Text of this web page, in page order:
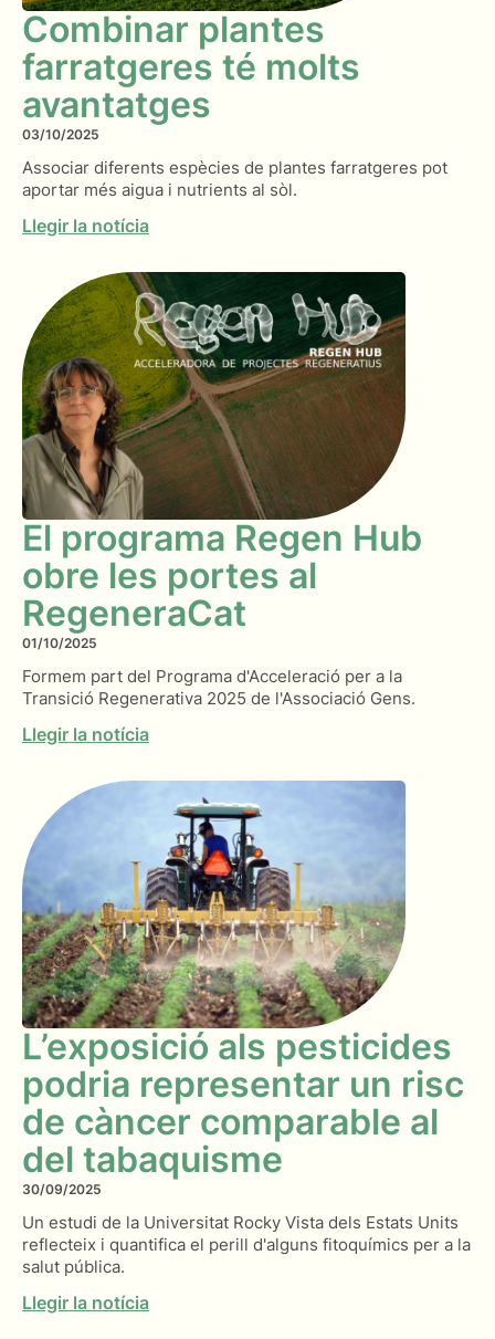
Combinar plantes
farratgeres té molts
avantatges
03/10/2025
Associar diferents espècies de plantes farratgeres pot
aportar més aigua i nutrients al sòl.
Llegir la notícia
El programa Regen Hub
obre les portes al
RegeneraCat
01/10/2025
Formem part del Programa d'Acceleració per a la
Transició Regenerativa 2025 de l'Associació Gens.
Llegir la notícia
L’exposició als pesticides
podria representar un risc
de càncer comparable al
del tabaquisme
30/09/2025
Un estudi de la Universitat Rocky Vista dels Estats Units
reflecteix i quantifica el perill d'alguns fitoquímics per a la
salut pública.
Llegir la notícia